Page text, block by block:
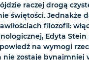
raczej drogą
świętości. Jednakże
filozofii:
Edyta Stein
na wymogi
zostaje bynajmniej